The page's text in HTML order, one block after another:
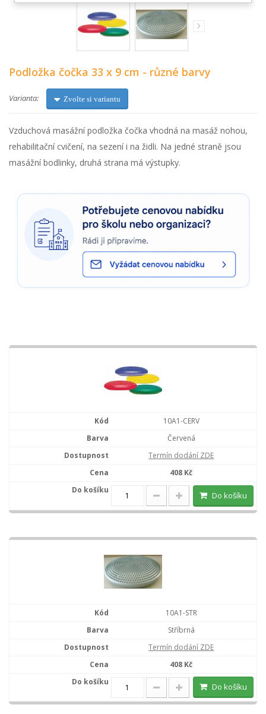
Podložka čočka 33 x 9 cm - různé barvy
Varianta: Zvolte si variantu
Vzduchová masážní podložka čočka vhodná na masáž nohou,
rehabilitační cvičení, na sezení i na židli. Na jedné straně jsou
masážní bodlinky, druhá strana má výstupky.
10A1-CERV
Červená
Termín dodání ZDE
408 Kč
Do košíku
10A1-STR
Stříbrná
Termín dodání ZDE
408 Kč
Do košíku